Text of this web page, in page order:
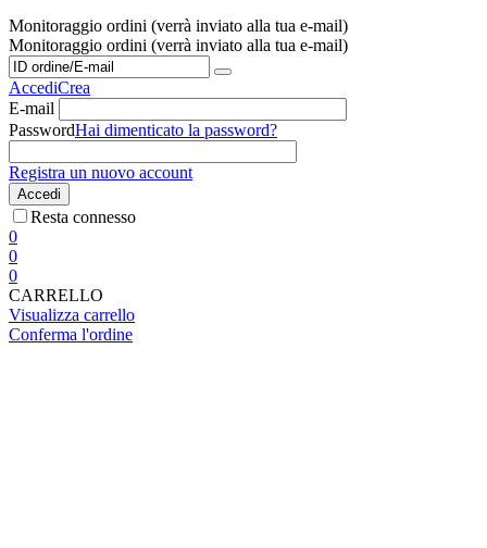
Monitoraggio ordini (verrà inviato alla tua e-mail)
Monitoraggio ordini (verrà inviato alla tua e-mail)
AccediCrea
E-mail
PasswordHai dimenticato la password?
Registra un nuovo account
Accedi
Resta connesso
0
0
0
CARRELLO
Visualizza carrello
Conferma l'ordine